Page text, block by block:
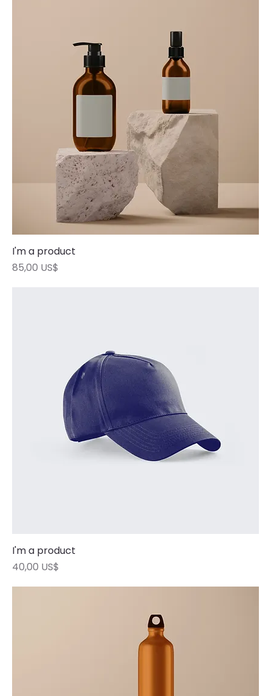
I'm a product
Precio
85,00 US$
I'm a product
Precio
40,00 US$